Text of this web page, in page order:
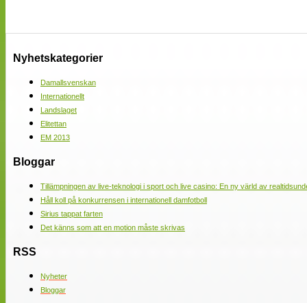
Nyhetskategorier
Damallsvenskan
Internationellt
Landslaget
Elitettan
EM 2013
Bloggar
Tillämpningen av live-teknologi i sport och live casino: En ny värld av
Håll koll på konkurrensen i internationell damfotboll
Sirius tappat farten
Det känns som att en motion måste skrivas
RSS
Nyheter
Bloggar